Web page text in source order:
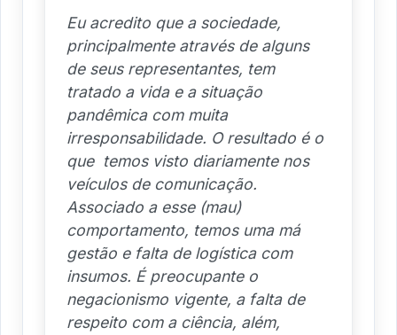
Eu acredito que a sociedade,
principalmente através de alguns
de seus representantes, tem
tratado a vida e a situação
pandêmica com muita
irresponsabilidade. O resultado é o
que temos visto diariamente nos
veículos de comunicação.
Associado a esse (mau)
comportamento, temos uma má
gestão e falta de logística com
insumos. É preocupante o
negacionismo vigente, a falta de
respeito com a ciência, além,